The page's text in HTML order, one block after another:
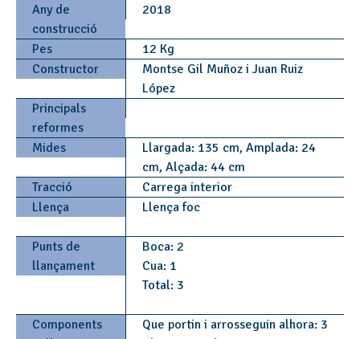
Any de
construcció
2018
Pes
12 Kg
Constructor
Montse Gil Muñoz i Juan Ruiz
López
Principals
reformes
Mides
Llargada: 135 cm, Amplada: 24
cm, Alçada: 44 cm
Tracció
Carrega interior
Llença
Llença foc
Punts de
llançament
Boca: 2
Cua: 1
Total: 3
Components
Que portin i arrosseguin alhora: 3